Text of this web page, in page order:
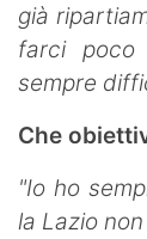
già
farci
sempre
Che
"Io ho
la Lazio